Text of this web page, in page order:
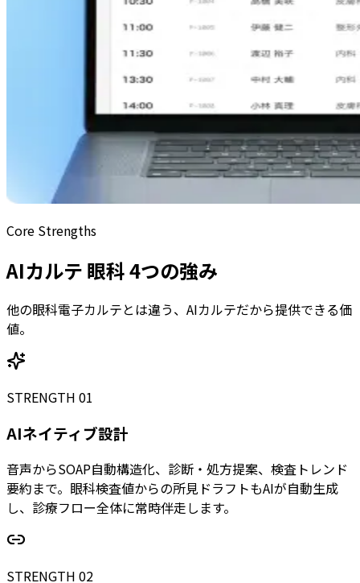
Core Strengths
AIカルテ 眼科 4つの強み
他の眼科電子カルテとは違う、AIカルテだから提供できる価
値。
STRENGTH 01
AIネイティブ設計
音声からSOAP自動構造化、診断・処方提案、検査トレンド
要約まで。眼科検査値からの所見ドラフトもAIが自動生成
し、診療フロー全体に常時伴走します。
STRENGTH 02